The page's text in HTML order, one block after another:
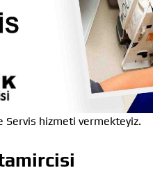
hizmeti vermekteyiz.